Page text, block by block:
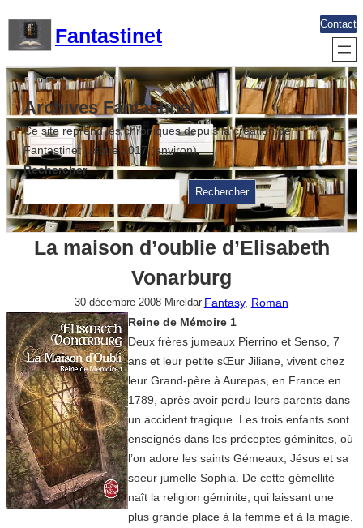
contenu
Fantastinet
Contact
Archives Fantastinet
Ce site reprend les chroniques depuis la création de
Fantastinet jusque 2017 (environ)
Rechercher
Rechercher
La maison d’oublie d’Elisabeth
Vonarburg
30 décembre 2008 Mireldar Fantasy, Roman
Reine de Mémoire 1
Deux frères jumeaux Pierrino et Senso, 7
ans et leur petite sŒur Jiliane, vivent chez
leur Grand-père à Aurepas, en France en
1789, après avoir perdu leurs parents dans
un accident tragique. Les trois enfants sont
enseignés dans les préceptes géminites, où
l’on adore les saints Gémeaux, Jésus et sa
soeur jumelle Sophia. De cette gémellité
naît la religion géminite, qui laissant une
plus grande place à la femme et à la magie,